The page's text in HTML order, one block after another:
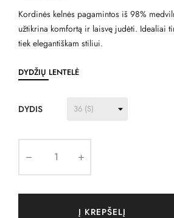
Kordinės kelnės pagamintos iš 98%
užtikrina komfortą ir laisvę judėti. Idealiai
tiek elegantiškam stiliui.
DYDŽIŲ LENTELĖ
DYDIS
Į KREPŠELĮ